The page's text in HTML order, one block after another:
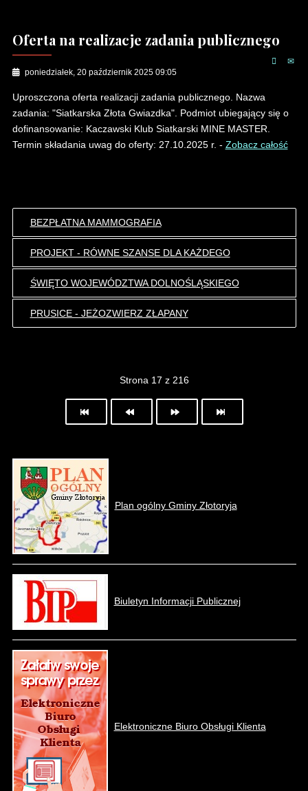
Oferta na realizacje zadania publicznego
poniedziałek, 20 październik 2025 09:05
Uproszczona oferta realizacji zadania publicznego. Nazwa
zadania: "Siatkarska Złota Gwiazdka". Podmiot ubiegający się o
dofinansowanie: Kaczawski Klub Siatkarski MINE MASTER.
Termin składania uwag do oferty: 27.10.2025 r. - Zobacz całość
BEZPŁATNA MAMMOGRAFIA
PROJEKT - RÓWNE SZANSE DLA KAŻDEGO
ŚWIĘTO WOJEWÓDZTWA DOLNOŚLĄSKIEGO
PRUSICE - JEŻOZWIERZ ZŁAPANY
Strona 17 z 216
Plan ogólny Gminy Złotoryja
Biuletyn Informacji Publicznej
Elektroniczne Biuro Obsługi Klienta